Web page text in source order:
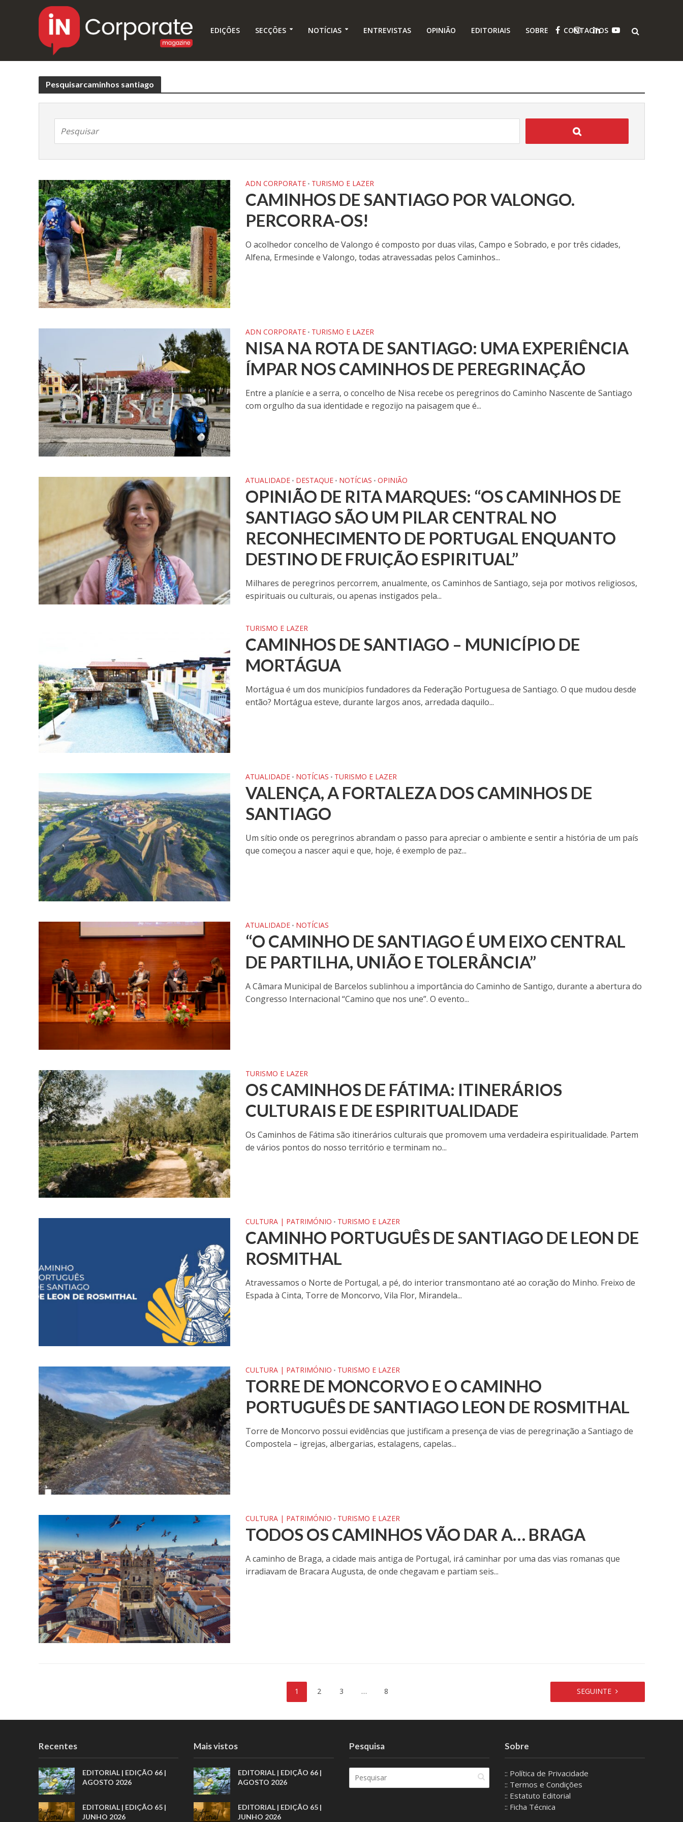
EDIÇÕES SECÇÕES NOTÍCIAS ENTREVISTAS OPINIÃO EDITORIAIS SOBRE CONTACTOS
Pesquisarcaminhos santiago
ADN CORPORATE • TURISMO E LAZER
CAMINHOS DE SANTIAGO POR VALONGO.
PERCORRA-OS!
O acolhedor concelho de Valongo é composto por duas vilas, Campo e Sobrado, e por três cidades,
Alfena, Ermesinde e Valongo, todas atravessadas pelos Caminhos...
ADN CORPORATE • TURISMO E LAZER
NISA NA ROTA DE SANTIAGO: UMA EXPERIÊNCIA
ÍMPAR NOS CAMINHOS DE PEREGRINAÇÃO
Entre a planície e a serra, o concelho de Nisa recebe os peregrinos do Caminho Nascente de Santiago
com orgulho da sua identidade e regozijo na paisagem que é...
ATUALIDADE • DESTAQUE • NOTÍCIAS • OPINIÃO
OPINIÃO DE RITA MARQUES: “OS CAMINHOS DE
SANTIAGO SÃO UM PILAR CENTRAL NO
RECONHECIMENTO DE PORTUGAL ENQUANTO
DESTINO DE FRUIÇÃO ESPIRITUAL”
Milhares de peregrinos percorrem, anualmente, os Caminhos de Santiago, seja por motivos religiosos,
espirituais ou culturais, ou apenas instigados pela...
TURISMO E LAZER
CAMINHOS DE SANTIAGO – MUNICÍPIO DE
MORTÁGUA
Mortágua é um dos municípios fundadores da Federação Portuguesa de Santiago. O que mudou desde
então? Mortágua esteve, durante largos anos, arredada daquilo...
ATUALIDADE • NOTÍCIAS • TURISMO E LAZER
VALENÇA, A FORTALEZA DOS CAMINHOS DE
SANTIAGO
Um sítio onde os peregrinos abrandam o passo para apreciar o ambiente e sentir a história de um país
que começou a nascer aqui e que, hoje, é exemplo de paz...
ATUALIDADE • NOTÍCIAS
“O CAMINHO DE SANTIAGO É UM EIXO CENTRAL
DE PARTILHA, UNIÃO E TOLERÂNCIA”
A Câmara Municipal de Barcelos sublinhou a importância do Caminho de Santigo, durante a abertura do
Congresso Internacional “Camino que nos une”. O evento...
TURISMO E LAZER
OS CAMINHOS DE FÁTIMA: ITINERÁRIOS
CULTURAIS E DE ESPIRITUALIDADE
Os Caminhos de Fátima são itinerários culturais que promovem uma verdadeira espiritualidade. Partem
de vários pontos do nosso território e terminam no...
CULTURA | PATRIMÓNIO • TURISMO E LAZER
CAMINHO PORTUGUÊS DE SANTIAGO DE LEON DE
ROSMITHAL
Atravessamos o Norte de Portugal, a pé, do interior transmontano até ao coração do Minho. Freixo de
Espada à Cinta, Torre de Moncorvo, Vila Flor, Mirandela...
CULTURA | PATRIMÓNIO • TURISMO E LAZER
TORRE DE MONCORVO E O CAMINHO
PORTUGUÊS DE SANTIAGO LEON DE ROSMITHAL
Torre de Moncorvo possui evidências que justificam a presença de vias de peregrinação a Santiago de
Compostela – igrejas, albergarias, estalagens, capelas...
CULTURA | PATRIMÓNIO • TURISMO E LAZER
TODOS OS CAMINHOS VÃO DAR A… BRAGA
A caminho de Braga, a cidade mais antiga de Portugal, irá caminhar por uma das vias romanas que
irradiavam de Bracara Augusta, de onde chegavam e partiam seis...
1 2 3 … 8 SEGUINTE
Recentes
EDITORIAL | EDIÇÃO 66 |
AGOSTO 2026
EDITORIAL | EDIÇÃO 65 |
JUNHO 2026
Mais vistos
EDITORIAL | EDIÇÃO 66 |
AGOSTO 2026
EDITORIAL | EDIÇÃO 65 |
JUNHO 2026
Pesquisa Sobre
:: Política de Privacidade
:: Termos e Condições
:: Estatuto Editorial
:: Ficha Técnica